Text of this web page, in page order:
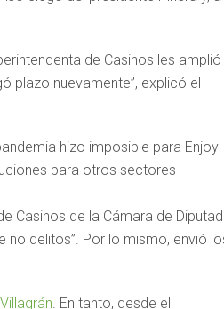
de Casinos les amplió
plazo nuevamente”, explicó el
hizo imposible para Enjoy
para otros sectores
Casinos de la Cámara de
no delitos”. Por lo mismo, envió
. En tanto, desde el